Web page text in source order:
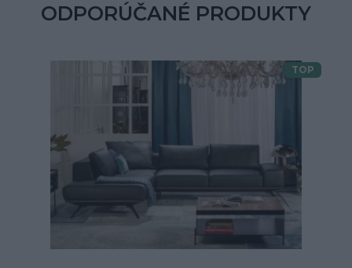
ODPORÚČANÉ PRODUKTY
TOP
Doprava zdarma